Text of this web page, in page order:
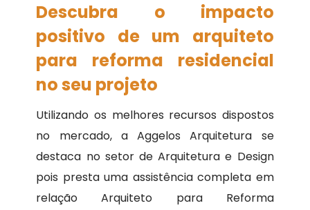
Descubra o impacto
positivo de um arquiteto
para reforma residencial
no seu projeto
Utilizando os melhores recursos dispostos
no mercado, a Aggelos Arquitetura se
destaca no setor de Arquitetura e Design
pois presta uma assistência completa em
relação Arquiteto para Reforma